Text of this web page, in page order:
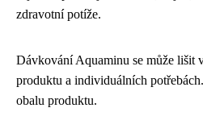
zdravotní potíže.
Dávkování Aquaminu se může lišit
produktu a individuálních
obalu produktu.